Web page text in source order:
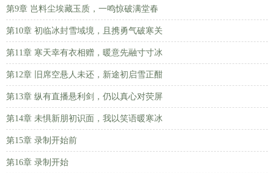
第9章 岂料尘埃藏玉质，一鸣惊破满堂春
第10章 初临冰封雪域境，且携勇气破寒关
第11章 寒天幸有衣相赠，暖意先融寸寸冰
第12章 旧席空悬人未还，新途初启雪正酣
第13章 纵有直播悬利剑，仍以真心对荧屏
第14章 未惧新朋初识面，我以笑语暖寒冰
第15章 录制开始前
第16章 录制开始